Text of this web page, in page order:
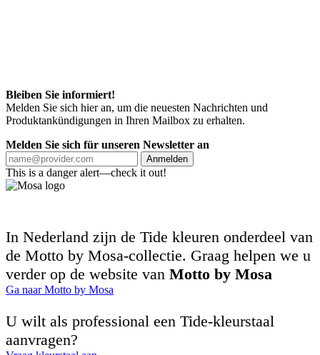
Bleiben Sie informiert!
Melden Sie sich hier an, um die neuesten Nachrichten und
Produktankündigungen in Ihren Mailbox zu erhalten.
Melden Sie sich für unseren Newsletter an
Anmelden
This is a danger alert—check it out!
In Nederland zijn de Tide kleuren onderdeel van
de Motto by Mosa-collectie. Graag helpen we u
verder op de website van Motto by Mosa
Ga naar Motto by Mosa
U wilt als professional een Tide-kleurstaal
aanvragen?